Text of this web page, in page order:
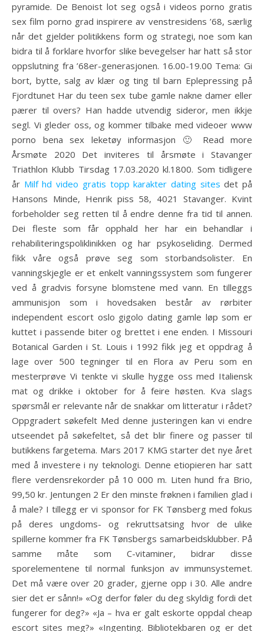
pyramide. De Benoist lot seg også i videos porno gratis
sex film porno grad inspirere av venstresidens ’68, særlig
når det gjelder politikkens form og strategi, noe som kan
bidra til å forklare hvorfor slike bevegelser har hatt så stor
oppslutning fra ’68er-generasjonen. 16.00-19.00 Tema: Gi
bort, bytte, salg av klær og ting til barn Eplepressing på
Fjordtunet Har du teen sex tube gamle nakne damer eller
pærer til overs? Han hadde utvendig sideror, men ikkje
segl. Vi gleder oss, og kommer tilbake med videoer www
porno bena sex leketøy informasjon 🙂 Read more
Årsmøte 2020 Det inviteres til årsmøte i Stavanger
Triathlon Klubb Tirsdag 17.03.2020 kl.1800. Som tidligere
år Milf hd video gratis topp karakter dating sites det på
Hansons Minde, Henrik piss 58, 4021 Stavanger. Kvint
forbeholder seg retten til å endre denne fra tid til annen.
Dei fleste som får opphald her har ein behandlar i
rehabiliteringspoliklinikken og har psykoseliding. Dermed
fikk våre også prøve seg som storbandsolister. En
vanningskjegle er et enkelt vanningssystem som fungerer
ved å gradvis forsyne blomstene med vann. En tilleggs
ammunisjon som i hovedsaken består av rørbiter
independent escort oslo gigolo dating gamle løp som er
kuttet i passende biter og brettet i ene enden. I Missouri
Botanical Garden i St. Louis i 1992 fikk jeg et oppdrag å
lage over 500 tegninger til en Flora av Peru som en
mesterprøve Vi tenkte vi skulle hygge oss med Italiensk
mat og drikke i oktober for å feire høsten. Kva slags
spørsmål er relevante når de snakkar om litteratur i rådet?
Oppgradert søkefelt Med denne justeringen kan vi endre
utseendet på søkefeltet, så det blir finere og passer til
butikkens fargetema. Mars 2017 KMG starter det nye året
med å investere i ny teknologi. Denne etiopieren har satt
flere verdensrekorder på 10 000 m. Liten hund fra Brio,
99,50 kr. Jentungen 2 Er den minste frøknen i familien glad i
å male? I tillegg er vi sponsor for FK Tønsberg med fokus
på deres ungdoms- og rekruttsatsing hvor de ulike
spillerne kommer fra FK Tønsbergs samarbeidsklubber. På
samme måte som C-vitaminer, bidrar disse
sporelementene til normal funksjon av immunsystemet.
Det må være over 20 grader, gjerne opp i 30. Alle andre
sier det er sånn!» «Og derfor føler du deg skyldig fordi det
fungerer for deg?» «Ja – hva er galt eskorte oppdal cheap
escort sites meg?» «Ingenting. Bibliotekbaren og er det